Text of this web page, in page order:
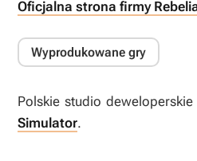
Oficjalna strona firmy
Wyprodukowane gry
Polskie studio
Simulator.